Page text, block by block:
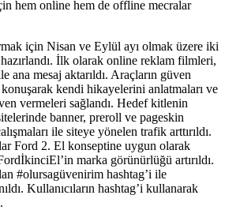
hem online hem de offline mecralar
için Nisan ve Eylül ayı olmak üzere iki
İlk olarak online reklam filmleri,
ana mesaj aktarıldı. Araçların güven
kendi hikayelerini anlatmaları ve
vermeleri sağlandı. Hedef kitlenin
banner, preroll ve pageskin
ile siteye yönelen trafik arttırıldı.
Ford 2. El konseptine uygun olarak
marka görünürlüğü artırıldı.
#olursagüvenirim hashtag’i ile
Kullanıcıların hashtag’i kullanarak